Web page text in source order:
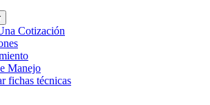
Cotización
Manejo
fichas técnicas